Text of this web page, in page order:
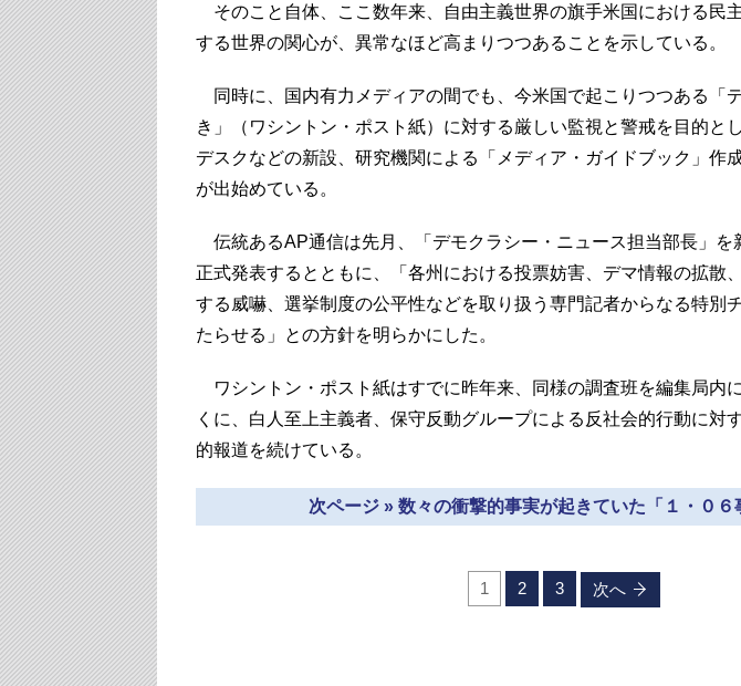
そのこと自体、ここ数年来、自由主義世界の旗手米国における民
する世界の関心が、異常なほど高まりつつあることを示している。
同時に、国内有力メディアの間でも、今米国で起こりつつある「
き」（ワシントン・ポスト紙）に対する厳しい監視と警戒を目的と
デスクなどの新設、研究機関による「メディア・ガイドブック」作
が出始めている。
伝統あるAP通信は先月、「デモクラシー・ニュース担当部長」を
正式発表するとともに、「各州における投票妨害、デマ情報の拡散
する威嚇、選挙制度の公平性などを取り扱う専門記者からなる特別
たらせる」との方針を明らかにした。
ワシントン・ポスト紙はすでに昨年来、同様の調査班を編集局内
くに、白人至上主義者、保守反動グループによる反社会的行動に対
的報道を続けている。
次ページ » 数々の衝撃的事実が起きていた「１・０６
1 2 3 次へ